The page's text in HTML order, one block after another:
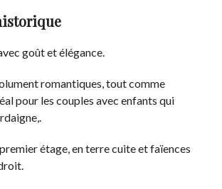
goût et élégance.
romantiques, tout comme
pour les couples avec enfants qui
étage, en terre cuite et faïences